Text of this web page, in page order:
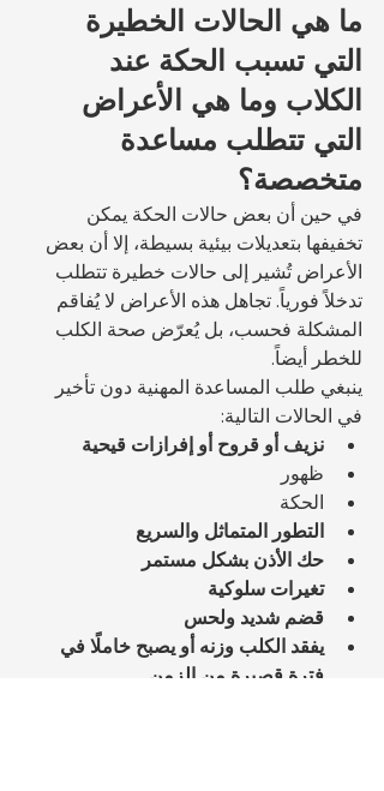
ما هي الحالات الخطيرة
التي تسبب الحكة عند
الكلاب وما هي الأعراض
التي تتطلب مساعدة
متخصصة؟
في حين أن بعض حالات الحكة يمكن
تخفيفها بتعديلات بيئية بسيطة، إلا أن بعض
الأعراض تُشير إلى حالات خطيرة تتطلب
تدخلاً فورياً. تجاهل هذه الأعراض لا يُفاقم
المشكلة فحسب، بل يُعرّض صحة الكلب
للخطر أيضاً.
ينبغي طلب المساعدة المهنية دون تأخير
في الحالات التالية:
نزيف أو قروح أو إفرازات قيحية
ظهور
الحكة
التطور المتماثل والسريع
حك الأذن بشكل مستمر
تغيرات سلوكية
قضم شديد ولحس
يفقد الكلب وزنه أو يصبح خاملًا في
فترة قصيرة من الزمن